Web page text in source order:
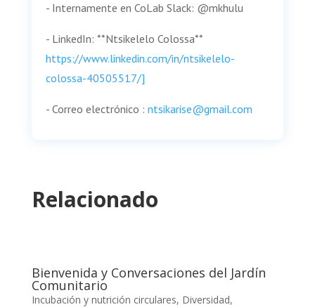
- Internamente en CoLab Slack: @mkhulu
- LinkedIn: **Ntsikelelo Colossa**
https://www.linkedin.com/in/ntsikelelo-
colossa-40505517/]
- Correo electrónico : ntsikarise@gmail.com
Relacionado
Bienvenida y Conversaciones del Jardín
Comunitario
Incubación y nutrición circulares, Diversidad,